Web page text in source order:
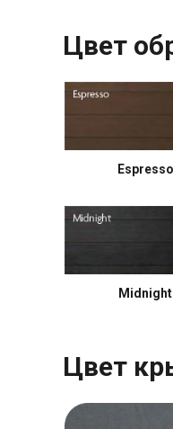
Цвет
Espresso
Midnight
Цвет